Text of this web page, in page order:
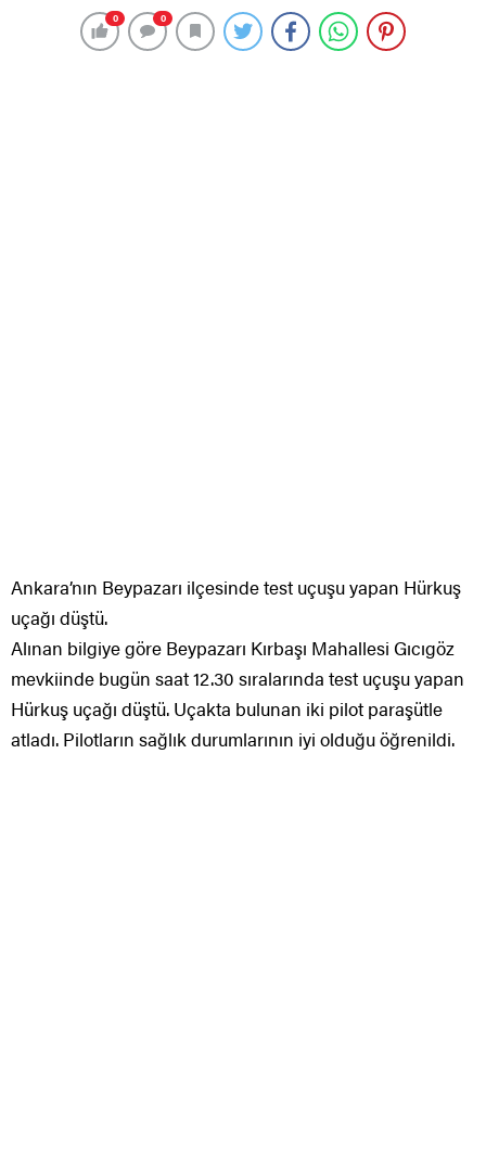
0 0
Ankara’nın Beypazarı ilçesinde test uçuşu yapan Hürkuş
uçağı düştü.
Alınan bilgiye göre Beypazarı Kırbaşı Mahallesi Gıcıgöz
mevkiinde bugün saat 12.30 sıralarında test uçuşu yapan
Hürkuş uçağı düştü. Uçakta bulunan iki pilot paraşütle
atladı. Pilotların sağlık durumlarının iyi olduğu öğrenildi.